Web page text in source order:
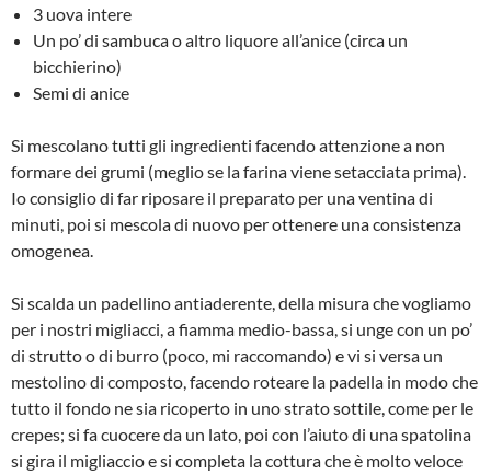
3 uova intere
Un po’ di sambuca o altro liquore all’anice (circa un
bicchierino)
Semi di anice
Si mescolano tutti gli ingredienti facendo attenzione a non
formare dei grumi (meglio se la farina viene setacciata prima).
Io consiglio di far riposare il preparato per una ventina di
minuti, poi si mescola di nuovo per ottenere una consistenza
omogenea.
Si scalda un padellino antiaderente, della misura che vogliamo
per i nostri migliacci, a fiamma medio-bassa, si unge con un po’
di strutto o di burro (poco, mi raccomando) e vi si versa un
mestolino di composto, facendo roteare la padella in modo che
tutto il fondo ne sia ricoperto in uno strato sottile, come per le
crepes; si fa cuocere da un lato, poi con l’aiuto di una spatolina
si gira il migliaccio e si completa la cottura che è molto veloce